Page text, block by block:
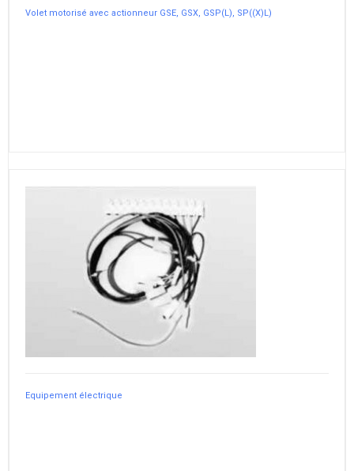
Volet motorisé avec actionneur GSE, GSX, GSP(L), SP((X)L)
Equipement électrique